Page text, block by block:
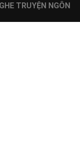
TRUYỆN NGÔN